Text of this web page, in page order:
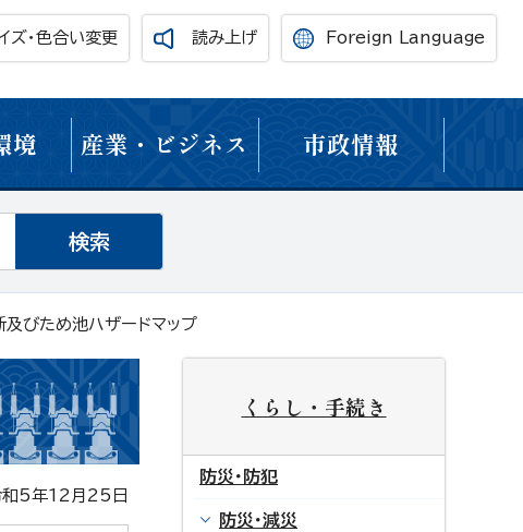
ズ・色合い変更 読み上げ Foreign Language
境 産業・ビジネス 市政情報
びため池ハザードマップ
5年12月25日
くらし・手続き
防災・防犯
防災・減災